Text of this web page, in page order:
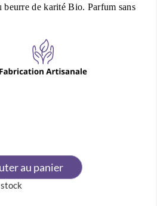
beurre de karité Bio. Parfum sans
au panier
stock